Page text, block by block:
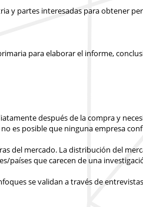
y partes interesadas para obtener
para elaborar el informe,
después de la compray
es posible que ninguna empresa
del mercado. La distribución del
paísesque carecen de una
se validan a través de